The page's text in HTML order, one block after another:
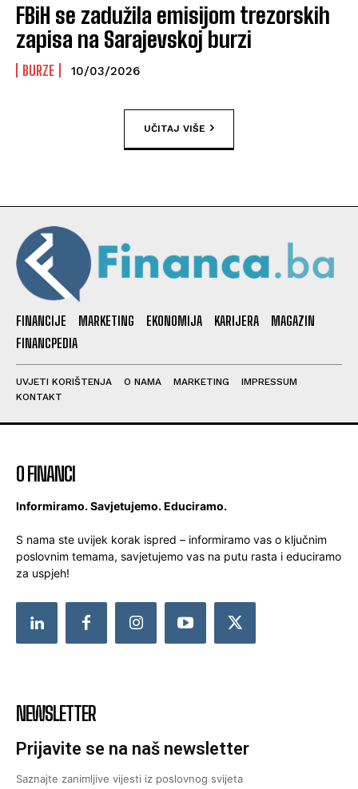
FBiH se zadužila emisijom trezorskih
zapisa na Sarajevskoj burzi
BURZE 10/03/2026
UČITAJ VIŠE
FINANCIJE MARKETING EKONOMIJA KARIJERA
MAGAZIN
FINANCPEDIA
UVJETI KORIŠTENJA O NAMA MARKETING
IMPRESSUM
KONTAKT
O FINANCI
Informiramo. Savjetujemo. Educiramo.
S nama ste uvijek korak ispred – informiramo vas o ključnim
poslovnim temama, savjetujemo vas na putu rasta i educiramo
za uspjeh!
NEWSLETTER
Prijavite se na naš newsletter
Saznajte zanimljive vijesti iz poslovnog svijeta